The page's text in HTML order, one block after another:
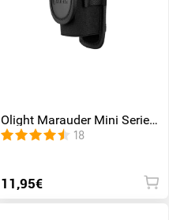
Olight Marauder Mini Serie
Halter
18
11,95€